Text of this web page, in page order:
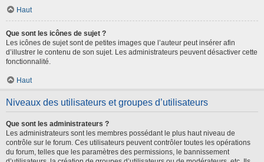
Haut
Que sont les icônes de sujet ?
Les icônes de sujet sont de petites images que l’auteur peut insérer afin
d’illustrer le contenu de son sujet. Les administrateurs peuvent désactiver cette
fonctionnalité.
Haut
Niveaux des utilisateurs et groupes d’utilisateurs
Que sont les administrateurs ?
Les administrateurs sont les membres possédant le plus haut niveau de
contrôle sur le forum. Ces utilisateurs peuvent contrôler toutes les opérations
du forum, telles que les paramètres des permissions, le bannissement